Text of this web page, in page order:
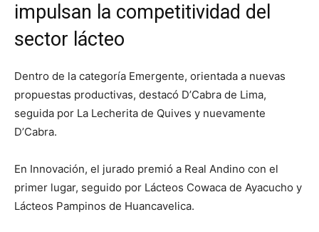
impulsan la competitividad del
sector lácteo
Dentro de la categoría Emergente, orientada a nuevas
propuestas productivas, destacó D’Cabra de Lima,
seguida por La Lecherita de Quives y nuevamente
D’Cabra.
En Innovación, el jurado premió a Real Andino con el
primer lugar, seguido por Lácteos Cowaca de Ayacucho y
Lácteos Pampinos de Huancavelica.